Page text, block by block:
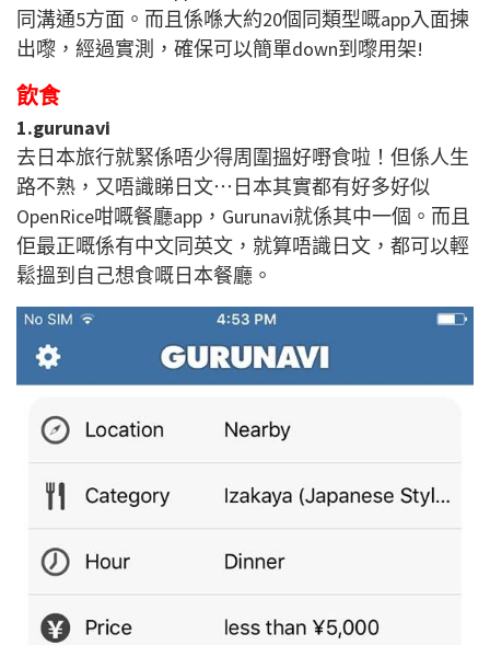
同溝通5方面。而且係喺大約20個同類型嘅app入面揀
出嚟，經過實測，確保可以簡單down到嚟用架!
飲食
1.gurunavi
去日本旅行就緊係唔少得周圍搵好嘢食啦！但係人生
路不熟，又唔識睇日文⋯日本其實都有好多好似
OpenRice咁嘅餐廳app，Gurunavi就係其中一個。而且
佢最正嘅係有中文同英文，就算唔識日文，都可以輕
鬆搵到自己想食嘅日本餐廳。